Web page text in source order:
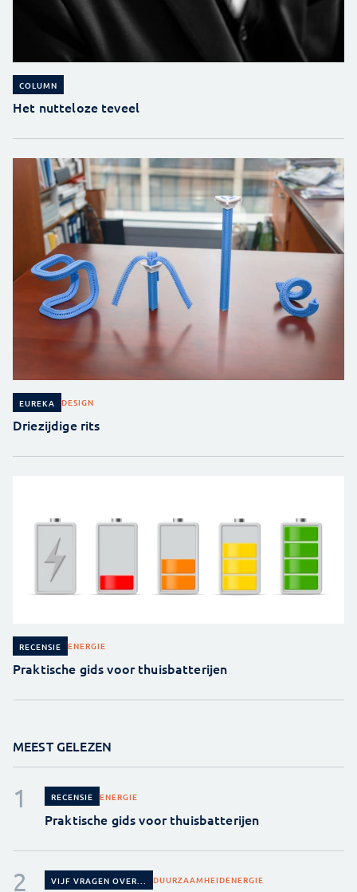
COLUMN
Het nutteloze teveel
EUREKA DESIGN
Driezijdige rits
RECENSIE ENERGIE
Praktische gids voor thuisbatterijen
MEEST GELEZEN
RECENSIE ENERGIE
Praktische gids voor thuisbatterijen
VIJF VRAGEN OVER... DUURZAAMHEIDENERGIE